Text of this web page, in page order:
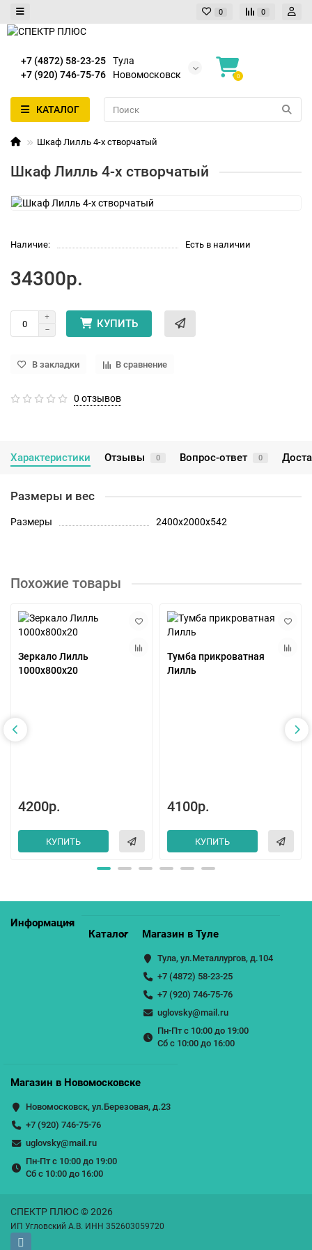
0 0
+7 (4872) 58-23-25
Тула
+7 (920) 746-75-76
Новомосковск 0
КАТАЛОГ
Шкаф Лилль 4-х створчатый
Шкаф Лилль 4-х створчатый
Наличие: Есть в наличии
34300р.
КУПИТЬ
В закладки В сравнение
0 отзывов
Характеристики Отзывы 0 Вопрос-ответ 0
Размеры и вес
Размеры 2400х2000х542
Похожие товары
Зеркало Лилль
1000х800х20
4200р.
КУПИТЬ
Тумба прикроватная
Лилль
4100р.
КУПИТЬ
Информация
Каталог
Магазин в Туле
Тула, ул.Металлургов, д.104
+7 (4872) 58-23-25
+7 (920) 746-75-76
uglovsky@mail.ru
Пн-Пт с 10:00 до 19:00
Сб с 10:00 до 16:00
Магазин в Новомосковске
Новомосковск, ул.Березовая, д.23
+7 (920) 746-75-76
uglovsky@mail.ru
Пн-Пт с 10:00 до 19:00
Сб с 10:00 до 16:00
СПЕКТР ПЛЮС © 2026
ИП Угловский А.В. ИНН 352603059720